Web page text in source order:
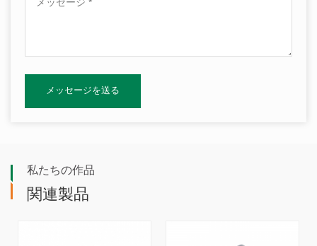
私たちの作品
関連製品